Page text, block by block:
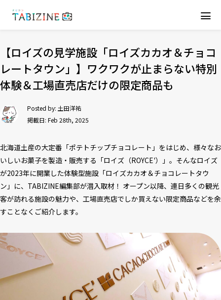
【ロイズの見学施設「ロイズカカオ＆チョコ
レートタウン」】ワクワクが止まらない特別
体験＆工場直売店だけの限定商品も
Posted by: 土田洋祐
掲載日: Feb 28th, 2025
北海道土産の大定番「ポテトチップチョコレート」をはじめ、様々なお
いしいお菓子を製造・販売する「ロイズ（ROYCE'）」。そんなロイズ
が2023年に開業した体験型施設「ロイズカカオ＆チョコレートタウ
ン」に、TABIZINE編集部が潜入取材！ オープン以降、連日多くの観光
客が訪れる施設の魅力や、工場直売店でしか買えない限定商品などを余
すことなくご紹介します。